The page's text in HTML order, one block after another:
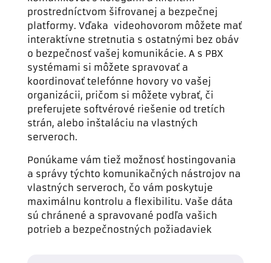
prostredníctvom šifrovanej a bezpečnej
platformy. Vďaka videohovorom môžete mať
interaktívne stretnutia s ostatnými bez obáv
o bezpečnosť vašej komunikácie. A s PBX
systémami si môžete spravovať a
koordinovať telefónne hovory vo vašej
organizácii, pričom si môžete vybrať, či
preferujete softvérové riešenie od tretích
strán, alebo inštaláciu na vlastných
serveroch.
Ponúkame vám tiež možnosť hostingovania
a správy týchto komunikačných nástrojov na
vlastných serveroch, čo vám poskytuje
maximálnu kontrolu a flexibilitu. Vaše dáta
sú chránené a spravované podľa vašich
potrieb a bezpečnostných požiadaviek